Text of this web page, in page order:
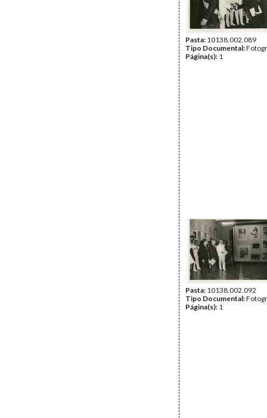
Pasta: 10138.002.089
Tipo Documental:
Página(s): 1
Pasta: 10138.002.092
Tipo Documental:
Página(s): 1